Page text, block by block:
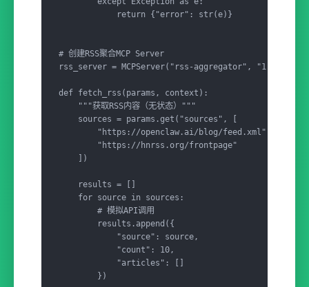
            return {"error": str(e)}
# 创建RSS聚合MCP Server
rss_server = MCPServer("rss-aggregator", "1.0.0")
def fetch_rss(params, context):
    """获取RSS内容（无状态）"""
    sources = params.get("sources", [
        "https://openclaw.ai/blog/feed.xml",
        "https://hnrss.org/frontpage"
    ])
    results = []
    for source in sources:
        # 模拟API调用
        results.append({
            "source": source,
            "count": 10,
            "articles": []
        })